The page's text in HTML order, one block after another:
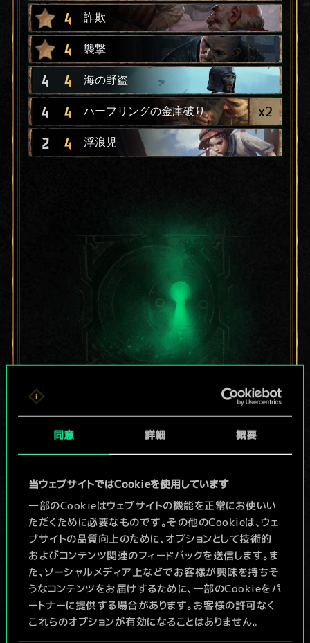
同意 詳細 概要
当ウェブサイトではCookieを使用しています
一部のCookieはウェブサイトの機能を正常にお使いい
ただくために必要なものです。その他のCookieは、ウェ
ブサイトの品質向上のために、オプションとして技術的
およびコンテンツ関連のフィードバックを送信します。ま
た、ソーシャルメディア上などでお客様が興味を持ちそ
うなコンテンツをお届けするために、一部のCookieをパ
ートナーに提供する場合があります。お客様の許可なく
これらのオプションが有効になることはありません。
4 詐欺
4 襲撃
4 4 海の野盗
4 4 ハーフリングの金庫破り x2
2 4 浮浪児
現在はまだこれし
か共有デッキがあ
りませんが、
続々追加中！
デッキ名入力＆ガイドを作成
デッキを編集